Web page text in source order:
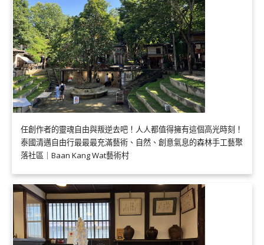
任創作者的靈魂自由與叛逆去吧！人人都值得擁有這個高光時刻！
泰國清邁自由行最最最充滿藝術、自然、創意氣息的森林手工藝聚
落社區｜Baan Kang Wat藝術村